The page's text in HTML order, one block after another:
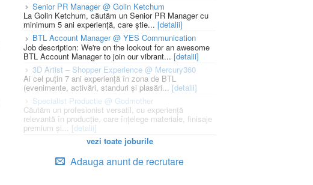
Senior PR Manager @ Golin Ketchum
La Golin Ketchum, căutăm un Senior PR Manager cu
minimum 5 ani experiență, care știe... [detalii]
BTL Account Manager @ YES Communication
Job description: We're on the lookout for an awesome
BTL Account Manager to join our vibrant... [detalii]
3D Artist – Shopper Experience @ Mercury360
Ai cel puțin 7 ani experiență în zona de BTL
(evenimente, activări, standuri și plasări... [detalii]
Specialist Productie @ Godmother
Căutăm un profesionist versatil, cu experiență
relevantă în producție, care înțelege materiale, finisaje
premium și... [detalii]
vezi toate joburile
Adauga anunt de recrutare